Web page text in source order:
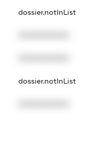
dossier.notInList
dossier.notInList